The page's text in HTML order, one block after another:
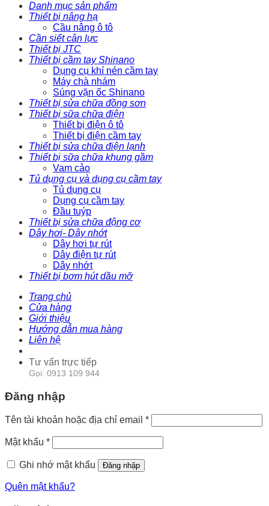
Danh mục sản phẩm
Thiết bị nâng hạ
Cầu nâng ô tô
Cần siết cân lực
Thiết bị JTC
Thiết bị cầm tay Shinano
Dụng cụ khí nén cầm tay
Máy chà nhám
Súng vặn ốc Shinano
Thiết bị sửa chữa đồng sơn
Thiết bị sữa chữa điện
Thiết bị điện ô tô
Thiết bị điện cầm tay
Thiết bị sửa chữa điện lạnh
Thiết bị sữa chữa khung gầm
Vam cảo
Tủ dụng cụ và dụng cụ cầm tay
Tủ dụng cụ
Dụng cụ cầm tay
Đầu tuýp
Thiết bị sửa chữa động cơ
Dây hơi- Dây nhớt
Dây hơi tự rút
Dây điện tự rút
Dây nhớt
Thiết bị bơm hút dầu mỡ
Trang chủ
Cửa hàng
Giới thiệu
Hướng dẫn mua hàng
Liên hệ
Tư vấn trực tiếp
Gọi: 0913 109 944
Đăng nhập
Tên tài khoản hoặc địa chỉ email *
Mật khẩu *
Ghi nhớ mật khẩu Đăng nhập
Quên mật khẩu?